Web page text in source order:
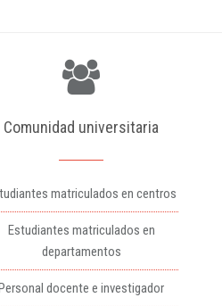
Comunidad universitaria
matriculados en centros
Estudiantes matriculados en
departamentos
docente e investigador